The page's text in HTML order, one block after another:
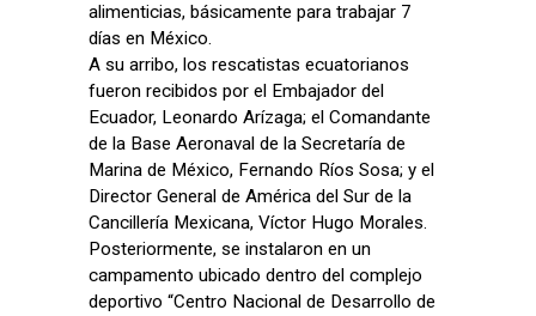
alimenticias, básicamente para trabajar 7
días en México.
A su arribo, los rescatistas ecuatorianos
fueron recibidos por el Embajador del
Ecuador, Leonardo Arízaga; el Comandante
de la Base Aeronaval de la Secretaría de
Marina de México, Fernando Ríos Sosa; y el
Director General de América del Sur de la
Cancillería Mexicana, Víctor Hugo Morales.
Posteriormente, se instalaron en un
campamento ubicado dentro del complejo
deportivo “Centro Nacional de Desarrollo de